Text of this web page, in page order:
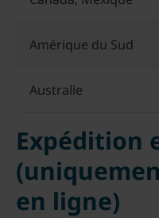
Amérique du Sud
Australie
Expédition
en ligne)